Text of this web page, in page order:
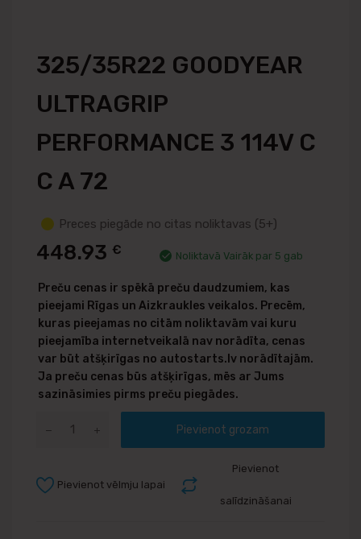
325/35R22 GOODYEAR
ULTRAGRIP
PERFORMANCE 3 114V C
C A 72
Preces piegāde no citas noliktavas (5+)
448.93 € Noliktavā Vairāk par 5 gab
Preču cenas ir spēkā preču daudzumiem, kas
pieejami Rīgas un Aizkraukles veikalos. Precēm,
kuras pieejamas no citām noliktavām vai kuru
pieejamība internetveikalā nav norādīta, cenas
var būt atšķirīgas no autostarts.lv norādītajām.
Ja preču cenas būs atšķirīgas, mēs ar Jums
sazināsimies pirms preču piegādes.
Pievienot grozam
Pievienot
salīdzināšanai
Pievienot vēlmju lapai